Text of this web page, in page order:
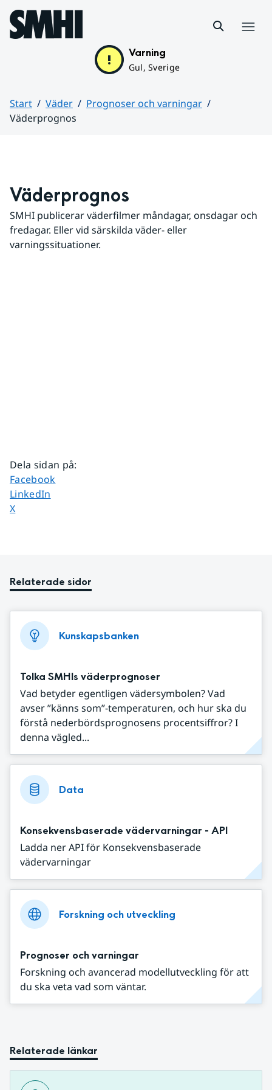
Hoppa till sidans innehåll
Varning
Gul, Sverige
Start Väder
Prognoser och varningar
Väderprognos
Väderprognos
SMHI publicerar väderfilmer måndagar, onsdagar och
fredagar. Eller vid särskilda väder- eller
varningssituationer.
Dela sidan på:
Dela sidan på
Facebook
Dela sidan på
LinkedIn
Dela sidan på
X
Relaterade sidor
Kunskapsbanken
Tolka SMHIs väderprognoser
Vad betyder egentligen vädersymbolen? Vad
avser ”känns som”-temperaturen, och hur ska du
förstå nederbördsprognosens procentsiffror? I
denna vägled...
Data
Konsekvensbaserade vädervarningar - API
Ladda ner API för Konsekvensbaserade
vädervarningar
Forskning och utveckling
Prognoser och varningar
Forskning och avancerad modellutveckling för att
du ska veta vad som väntar.
Relaterade länkar